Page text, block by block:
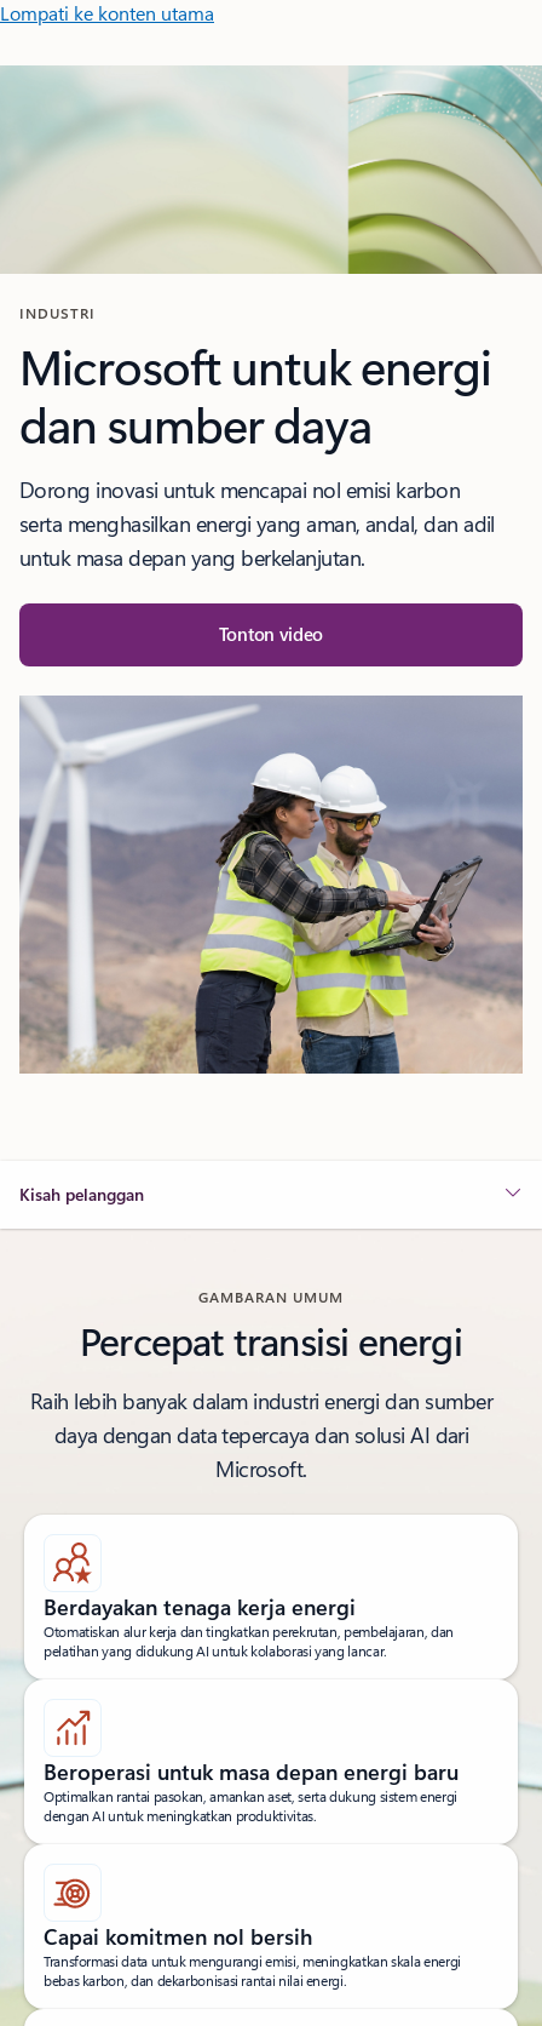
Lompati ke konten utama
INDUSTRI
Microsoft untuk energi
dan sumber daya
Dorong inovasi untuk mencapai nol emisi karbon
serta menghasilkan energi yang aman, andal, dan adil
untuk masa depan yang berkelanjutan.
Tonton video
Kisah pelanggan
GAMBARAN UMUM
Percepat transisi energi
Raih lebih banyak dalam industri energi dan sumber
daya dengan data tepercaya dan solusi AI dari
Microsoft.
Berdayakan tenaga kerja energi
Otomatiskan alur kerja dan tingkatkan perekrutan, pembelajaran, dan
pelatihan yang didukung AI untuk kolaborasi yang lancar.
Beroperasi untuk masa depan energi baru
Optimalkan rantai pasokan, amankan aset, serta dukung sistem energi
dengan AI untuk meningkatkan produktivitas.
Capai komitmen nol bersih
Transformasi data untuk mengurangi emisi, meningkatkan skala energi
bebas karbon, dan dekarbonisasi rantai nilai energi.